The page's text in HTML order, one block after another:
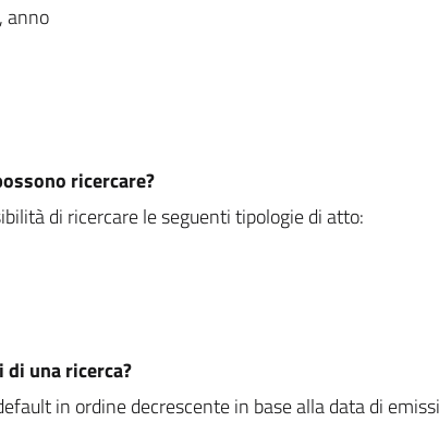
anno
ricercare?
di ricercare le seguenti tipologie di atto:
una ricerca?
in ordine decrescente in base alla data di